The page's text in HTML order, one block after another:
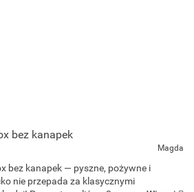
bez kanapek
Magda
bez kanapek — pyszne, pożywne i
nie przepada za klasycznymi